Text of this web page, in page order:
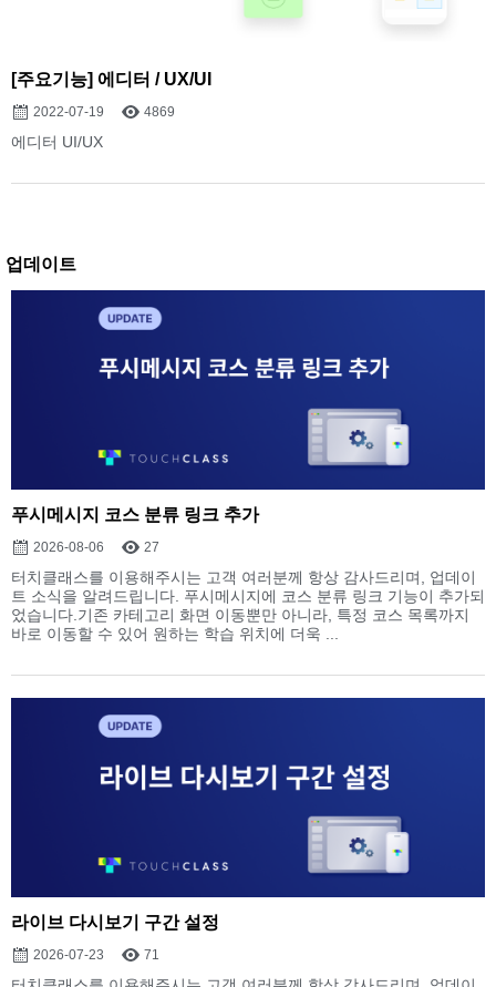
[주요기능] 에디터 / UX/UI
2022-07-19 4869
에디터 UI/UX
업데이트
푸시메시지 코스 분류 링크 추가
2026-08-06 27
터치클래스를 이용해주시는 고객 여러분께 항상 감사드리며, 업데이
트 소식을 알려드립니다. 푸시메시지에 코스 분류 링크 기능이 추가되
었습니다.기존 카테고리 화면 이동뿐만 아니라, 특정 코스 목록까지
바로 이동할 수 있어 원하는 학습 위치에 더욱 ...
라이브 다시보기 구간 설정
2026-07-23 71